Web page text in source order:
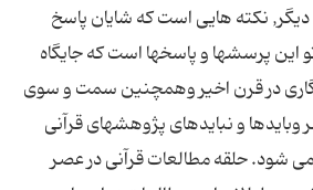
نكته هایى است كه شایان پاسخ
این پرسشها و پاسخها است كه جایگاه
در قرن اخیر وهمچنین سمت و سوى
وبایدها و نبایدهاى پژوهشهاى قرآنى
شود. حلقه مطالعات قرآنى در عصر